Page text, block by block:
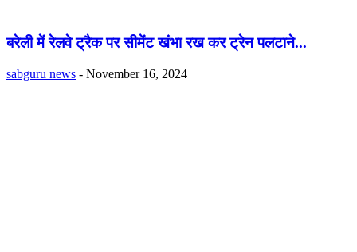
बरेली में रेलवे ट्रैक पर सीमेंट खंभा रख कर ट्रेन पलटाने...
sabguru news - November 16, 2024